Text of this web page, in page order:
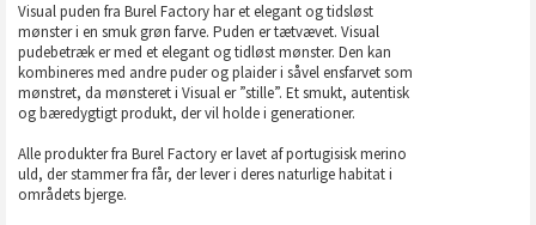
Visual puden fra Burel Factory har et elegant og tidsløst
mønster i en smuk grøn farve. Puden er tætvævet. Visual
pudebetræk er med et elegant og tidløst mønster. Den kan
kombineres med andre puder og plaider i såvel ensfarvet som
mønstret, da mønsteret i Visual er ”stille”. Et smukt, autentisk
og bæredygtigt produkt, der vil holde i generationer.
Alle produkter fra Burel Factory er lavet af portugisisk merino
uld, der stammer fra får, der lever i deres naturlige habitat i
områdets bjerge.